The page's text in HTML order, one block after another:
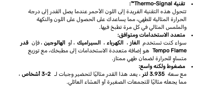
تقنية Thermo-Signal™:
تتحول هذه التقنية الفريدة إلى اللون الأحمر عندما يصل القدر إلى درجة
الحرارة المثالية للطهي، مما يساعدك على الحصول على اللون والنكهة
والملمس المثالي في كل مرة تطبخ فيها.
متعدد الاستخدامات ومتوافق:
سواء كنت تستخدم
الغاز ، الكهرباء ، السيراميك ، أو الهالوجين ، فإن قدر
Tempo Flame هو إضافة متعددة الاستخدامات إلى مطبخك، مع توزيع
متساوٍ للحرارة لضمان طهي ممتاز.
مضغوط ولكنه واسع:
مع سعة 3.935 لتر ، يعد هذا القدر مثاليًا لتحضير وجبات لـ 2-3 أشخاص
،
مما يجعله مثاليًا للتجمعات الصغيرة أو العشاء العائلي.